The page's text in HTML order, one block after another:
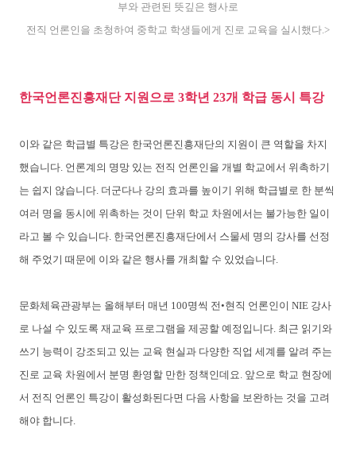
부와 관련된 뜻깊은 행사로
전직 언론인을 초청하여 중학교 학생들에게 진로 교육을 실시했다.>
한국언론진흥재단 지원으로 3학년 23개 학급 동시 특강
이와 같은 학급별 특강은 한국언론진흥재단의 지원이 큰 역할을 차지
했습니다. 언론계의 명망 있는 전직 언론인을 개별 학교에서 위촉하기
는 쉽지 않습니다. 더군다나 강의 효과를 높이기 위해 학급별로 한 분씩
여러 명을 동시에 위촉하는 것이 단위 학교 차원에서는 불가능한 일이
라고 볼 수 있습니다. 한국언론진흥재단에서 스물세 명의 강사를 선정
해 주었기 때문에 이와 같은 행사를 개최할 수 있었습니다.
문화체육관광부는 올해부터 매년 100명씩 전•현직 언론인이 NIE 강사
로 나설 수 있도록 재교육 프로그램을 제공할 예정입니다. 최근 읽기와
쓰기 능력이 강조되고 있는 교육 현실과 다양한 직업 세계를 알려 주는
진로 교육 차원에서 분명 환영할 만한 정책인데요. 앞으로 학교 현장에
서 전직 언론인 특강이 활성화된다면 다음 사항을 보완하는 것을 고려
해야 합니다.